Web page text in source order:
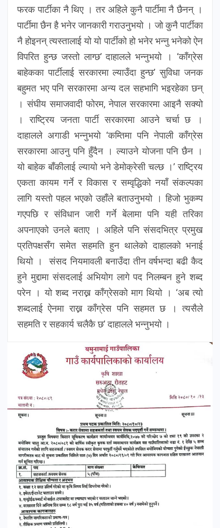
फरक पार्टीका नै थिए । तर अहिले कुनै पार्टीमा नै छैनन् ।
पार्टीमा छैन है भनेर जानकारी गराउनुभयो । जो कुनै पार्टीका
नै होइनन् त्यस्तालाई यो यो पार्टीको हो भनेर भन्नु भनेको ऐन
विपरित हुन्छ जस्तो लाग्छ’ दाहालले भन्नुभयो । ‘काँग्रेस
बाहेकका पार्टीलाई सरकारमा ल्याउँदा हुन्छ’ सुविधा जनक
बहुमत भए पनि सरकारमा अन्य दल सहभागि भइरहेका छन्
। संघीय समाजवादी फोरम, नेपाल सरकारमा आइनै सक्यो
। राष्ट्रिय जनता पार्टी सरकारमा आउने चर्चा छ ।
दाहालले अगाडी भन्नुभयो ‘कम्तिमा पनि नेपाली काँग्रेस
सरकारमा आउनु पनि हुँदैन । ल्याउने योजना पनि छैन ।
यो बाहेक बाँकीलाई ल्यायो भने डेमोक्रेसी चल्छ ।’ राष्ट्रिय
एकता कायम गर्ने र विकास र सम्वृद्धिको नयाँ संकल्पका
लागि यस्तो पहल भएको उहाँले बताउनुभयो । हिजो भुकम्प
गएपछि र संविधान जारी गर्ने बेलामा पनि यही तरिका
अपनाएको उनले बताए । अहिले पनि संसदभित्र प्रमुख
प्रतिपक्षसँग समेत सहमति हुन थालेको दाहालको भनाई
थियो । संसद नियमावली बनाउँदा तीन वर्षभन्दा बढी कैद
हुने मुद्दामा संसदलाई अभियोग लागे पद निलम्बन हुने शब्द
परेन । यो शब्द नराख्न काँग्रेसको माग थियो । ‘अब त्यो
शब्दलाई ऐनमा राख्न काँग्रेस पनि सहमत छ । त्यसैले
सहमति र सहकार्य चलैकै छ’ दाहालले भन्नुभयो ।